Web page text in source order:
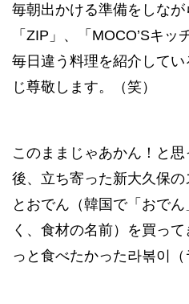
毎朝出かける準備をしな
「 ZIP 」、「 MOCO’Sキッ
毎日違う料理を紹介してい
じ尊敬します。（笑）
このままじゃあかん！と
後、立ち寄った新大久保
とおでん（韓国で「おで
く、食材の名前）を買っ
っと食べたかった라볶이